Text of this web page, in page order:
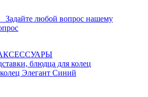
Задайте любой вопрос нашему
блюдца для колец
Элегант Синий